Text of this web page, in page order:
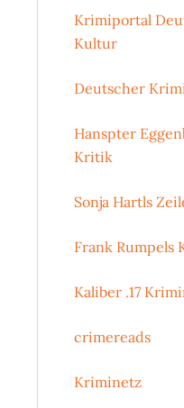
Krimiportal
Kultur
Deutscher
Hanspter
Kritik
Sonja Hartls
Frank
Kaliber .17
crimereads
Kriminetz